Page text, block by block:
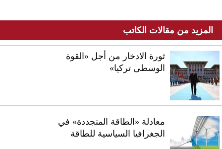
المزيد من مقالات الكاتب
ثورة الادخار من أجل «القوة
الوسطى تركيا»
معادلة «الطاقة المتجددة» في
الجغرافيا السياسية للطاقة